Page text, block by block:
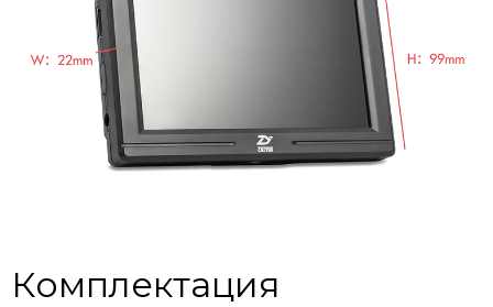
Комплектация